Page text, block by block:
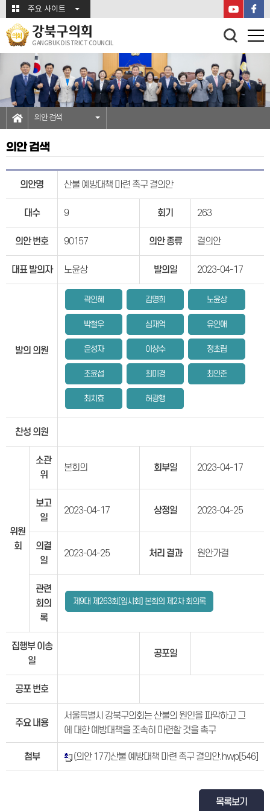
본문바로가기주요 사이트
강북구의회
GANGBUK DISTRICT COUNCIL
의안 검색
의안 검색
의안명 산불 예방대책 마련 촉구 결의안
대수 9 회기 263
의안 번호 90157 의안 종류 결의안
대표 발의자 노윤상 발의일 2023-04-17
발의 의원
곽인혜 김명희 노윤상
박철우 심재억 유인애
윤성자 이상수 정초립
조윤섭 최미경 최인준
최치효 허광행
찬성 의원
위원
회
소관
위
본회의 회부일 2023-04-17
보고
일
2023-04-17 상정일 2023-04-25
의결
일
2023-04-25 처리 결과 원안가결
관련
회의
록
제9대 제263회[임시회] 본회의 제2차 회의록
집행부 이송
일
공포일
공포 번호
주요 내용
서울특별시 강북구의회는 산불의 원인을 파악하고 그
에 대한 예방대책을 조속히 마련할 것을 촉구
첨부 (의안 177)산불 예방대책 마련 촉구 결의안.hwp [546]
목록보기